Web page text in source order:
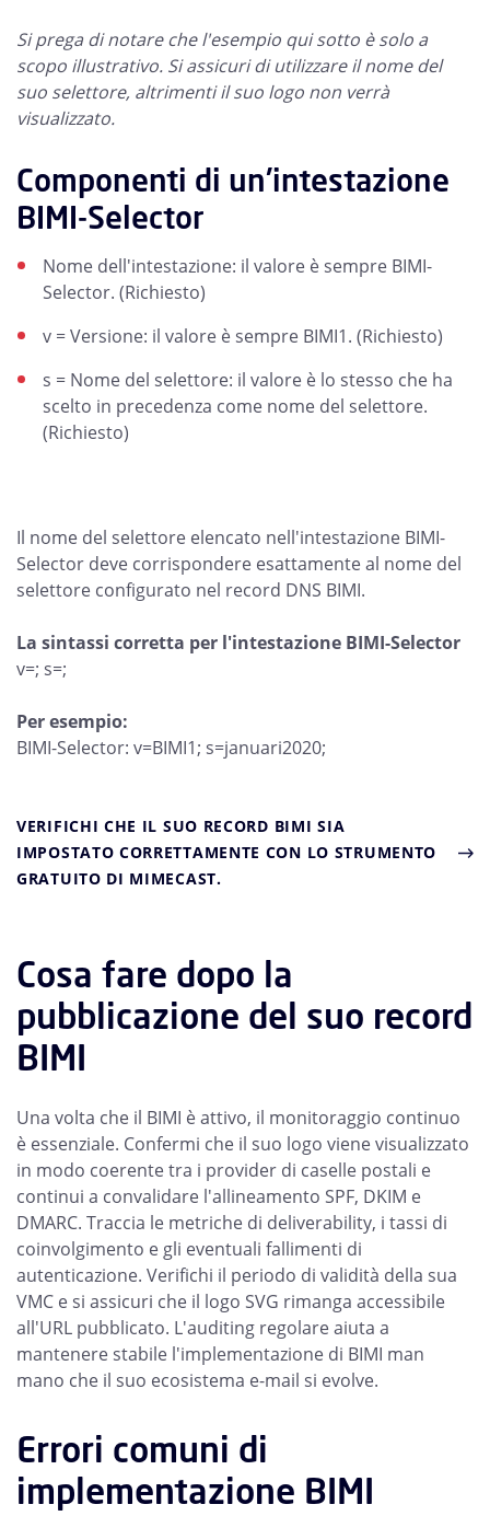
Si prega di notare che l'esempio qui sotto è solo a
scopo illustrativo. Si assicuri di utilizzare il nome del
suo selettore, altrimenti il suo logo non verrà
visualizzato.
Componenti di un'intestazione
BIMI-Selector
Nome dell'intestazione: il valore è sempre BIMI-
Selector. (Richiesto)
v = Versione: il valore è sempre BIMI1. (Richiesto)
s = Nome del selettore: il valore è lo stesso che ha
scelto in precedenza come nome del selettore.
(Richiesto)
Il nome del selettore elencato nell'intestazione BIMI-
Selector deve corrispondere esattamente al nome del
selettore configurato nel record DNS BIMI.
La sintassi corretta per l'intestazione BIMI-Selector
v=; s=;
Per esempio:
BIMI-Selector: v=BIMI1; s=januari2020;
VERIFICHI CHE IL SUO RECORD BIMI SIA
IMPOSTATO CORRETTAMENTE CON LO STRUMENTO
GRATUITO DI MIMECAST.
Cosa fare dopo la
pubblicazione del suo record
BIMI
Una volta che il BIMI è attivo, il monitoraggio continuo
è essenziale. Confermi che il suo logo viene visualizzato
in modo coerente tra i provider di caselle postali e
continui a convalidare l'allineamento SPF, DKIM e
DMARC. Traccia le metriche di deliverability, i tassi di
coinvolgimento e gli eventuali fallimenti di
autenticazione. Verifichi il periodo di validità della sua
VMC e si assicuri che il logo SVG rimanga accessibile
all'URL pubblicato. L'auditing regolare aiuta a
mantenere stabile l'implementazione di BIMI man
mano che il suo ecosistema e-mail si evolve.
Errori comuni di
implementazione BIMI